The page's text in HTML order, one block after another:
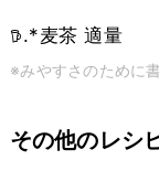
𖠚.*麦茶 適量
※みやすさのために
その他のレシ